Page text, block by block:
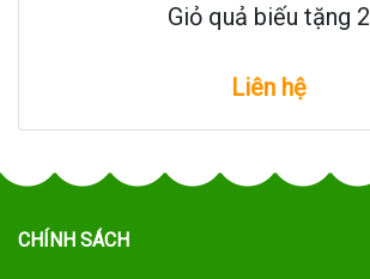
Giỏ quả biếu tặng 2
Liên hệ
CHÍNH SÁCH